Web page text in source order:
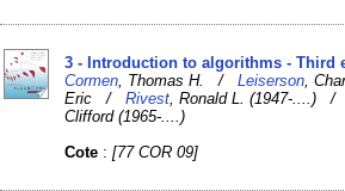
3 - Introduction to algorithms - Third
Cormen , Thomas H. /Leiserson ,
Eric /Rivest , Ronald L. (1947-....)
Clifford (1965-....)
Cote :[77 COR 09]